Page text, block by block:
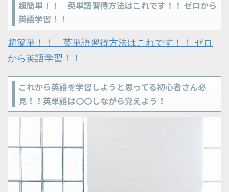
超簡単！！ 英単語習得方法はこれです！！ ゼロから
英語学習！！
超簡単！！ 英単語習得方法はこれです！！ ゼロ
から英語学習！！
これから英語を学習しようと思ってる初心者さん必
見！！英単語は〇〇しながら覚えよう！